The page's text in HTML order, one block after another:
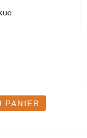
PANIER